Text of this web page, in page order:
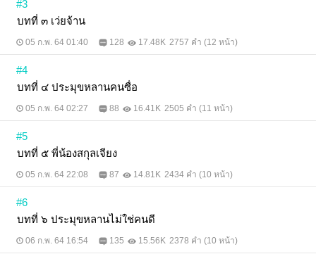
#3
บทที่ ๓ เว่ยจ้าน
05 ก.พ. 64 01:40 128 17.48K 2757 คำ (12 หน้า)
#4
บทที่ ๔ ประมุขหลานคนซื่อ
05 ก.พ. 64 02:27 88 16.41K 2505 คำ (11 หน้า)
#5
บทที่ ๕ พี่น้องสกุลเจียง
05 ก.พ. 64 22:08 87 14.81K 2434 คำ (10 หน้า)
#6
บทที่ ๖ ประมุขหลานไม่ใช่คนดี
06 ก.พ. 64 16:54 135 15.56K 2378 คำ (10 หน้า)